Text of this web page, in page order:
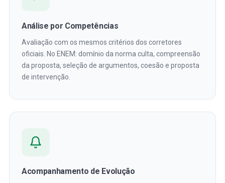
Análise por Competências
Avaliação com os mesmos critérios dos corretores
oficiais. No ENEM: domínio da norma culta, compreensão
da proposta, seleção de argumentos, coesão e proposta
de intervenção.
Acompanhamento de Evolução